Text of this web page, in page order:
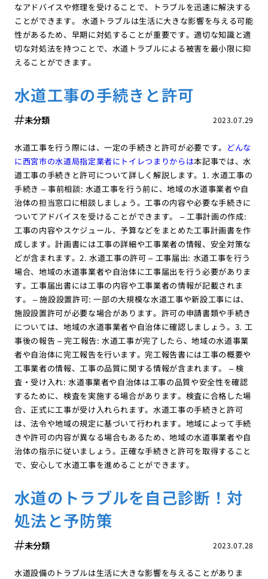
なアドバイスや修理を受けることで、トラブルを迅速に解決する
ことができます。 水道トラブルは生活に大きな影響を与える可能
性があるため、早期に対処することが重要です。適切な知識と適
切な対処法を持つことで、水道トラブルによる被害を最小限に抑
えることができます。
水道工事の手続きと許可
2023.07.29
未分類
水道工事を行う際には、一定の手続きと許可が必要です。 どんな
に西宮市の水道局指定業者にトイレつまりからは本記事では、水
道工事の手続きと許可について詳しく解説します。1. 水道工事の
手続き – 事前相談: 水道工事を行う前に、地域の水道事業者や自
治体の担当窓口に相談しましょう。工事の内容や必要な手続きに
ついてアドバイスを受けることができます。 – 工事計画の作成:
工事の内容やスケジュール、予算などをまとめた工事計画書を作
成します。計画書には工事の詳細や工事業者の情報、安全対策な
どが含まれます。2. 水道工事の許可 – 工事届出: 水道工事を行う
場合、地域の水道事業者や自治体に工事届出を行う必要がありま
す。工事届出書には工事の内容や工事業者の情報が記載されま
す。 – 施設設置許可: 一部の大規模な水道工事や新設工事には、
施設設置許可が必要な場合があります。許可の申請書類や手続き
については、地域の水道事業者や自治体に確認しましょう。3. 工
事後の報告 – 完工報告: 水道工事が完了したら、地域の水道事業
者や自治体に完工報告を行います。完工報告書には工事の概要や
工事業者の情報、工事の品質に関する情報が含まれます。 – 検
査・受け入れ: 水道事業者や自治体は工事の品質や安全性を確認
するために、検査を実施する場合があります。検査に合格した場
合、正式に工事が受け入れられます。水道工事の手続きと許可
は、法令や地域の規定に基づいて行われます。地域によって手続
きや許可の内容が異なる場合もあるため、地域の水道事業者や自
治体の指示に従いましょう。正確な手続きと許可を取得すること
で、安心して水道工事を進めることができます。
水道のトラブルを自己診断！対
処法と予防策
2023.07.28
未分類
水道設備のトラブルは生活に大きな影響を与えることがありま